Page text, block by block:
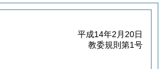
平成14年2月20日
教委規則第1号